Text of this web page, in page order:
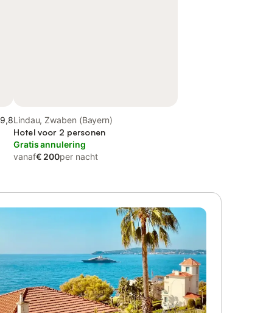
9,8Lindau, Zwaben (Bayern)
Hotel voor 2 personen
Gratis annulering
vanaf€ 200per nacht